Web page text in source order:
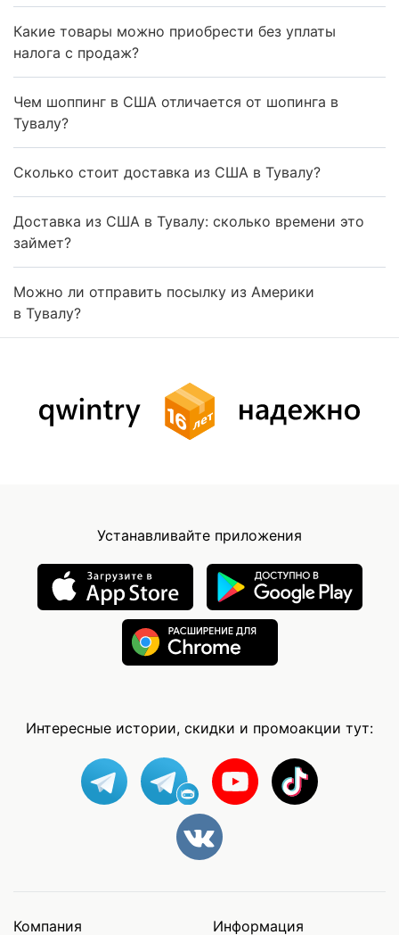
Какие товары можно приобрести без уплаты
налога с продаж?
Чем шоппинг в США отличается от шопинга в
Тувалу?
Сколько стоит доставка из США в Тувалу?
Доставка из США в Тувалу: сколько времени это
займет?
Можно ли отправить посылку из Америки
в Тувалу?
Устанавливайте приложения
Интересные истории, скидки и промоакции тут:
Компания Информация